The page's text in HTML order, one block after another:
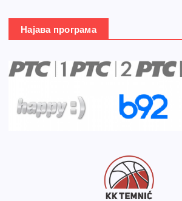
Најава програма